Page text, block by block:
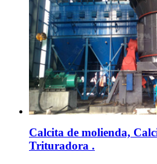
Calcita de molienda,
Trituradora .